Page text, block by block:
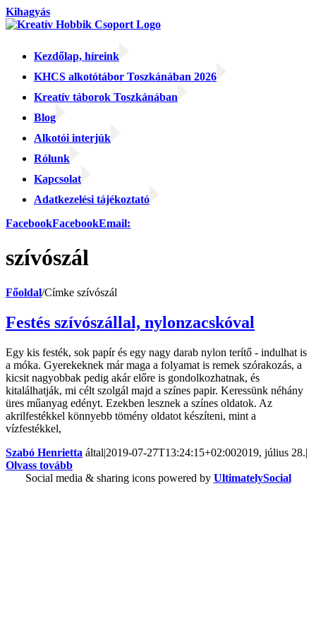
Kihagyás
Kezdőlap, híreink
KHCS alkotótábor Toszkánában 2026
Kreatív táborok Toszkánában
Blog
Alkotói interjúk
Rólunk
Kapcsolat
Adatkezelési tájékoztató
FacebookFacebookEmail:
szívószál
Főoldal/Címke szívószál
Festés szívószállal, nylonzacskóval
Egy kis festék, sok papír és egy nagy darab nylon terítő - indulhat is
a móka. Gyerekeknek már maga a folyamat is remek szórakozás, a
kicsit nagyobbak pedig akár előre is gondolkozhatnak, és
kitalálhatják, mi célt szolgál majd a színes papir. Keressünk néhány
üres műanyag edényt. Ezekben lesznek a színes oldatok. Az
akrilfestékkel könnyebb tömény oldatot készíteni, mint a
vízfestékkel,
Szabó Henrietta által|2019-07-27T13:24:15+02:002019, július 28.|
Olvass tovább
Social media & sharing icons powered by UltimatelySocial